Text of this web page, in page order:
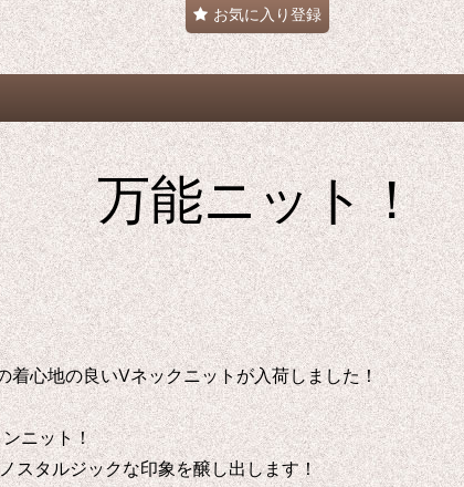
お気に入り登録
万能ニット！
心地の良いVネックニットが入荷しました！
ニット！
スタルジックな印象を醸し出します！